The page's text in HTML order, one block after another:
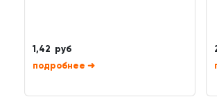
1,42 руб
➜